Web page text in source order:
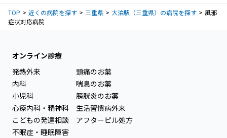
TOP 近くの病院を探す 三重県 大泊駅（三重県）の病院を探す
風邪
症状対応病院
オンライン診療
発熱外来
内科
小児科
心療内科・精神科
こどもの発達相談
不眠症・睡眠障害
頭痛のお薬
喘息のお薬
膀胱炎のお薬
生活習慣病外来
アフターピル処方